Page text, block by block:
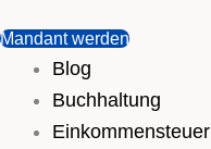
Mandant werden
Blog
Buchhaltung
Einkommensteuer